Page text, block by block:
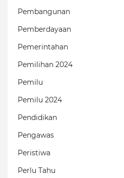
Pembangunan
Pemberdayaan
Pemerintahan
Pemilihan 2024
Pemilu
Pemilu 2024
Pendidikan
Pengawas
Peristiwa
Perlu Tahu